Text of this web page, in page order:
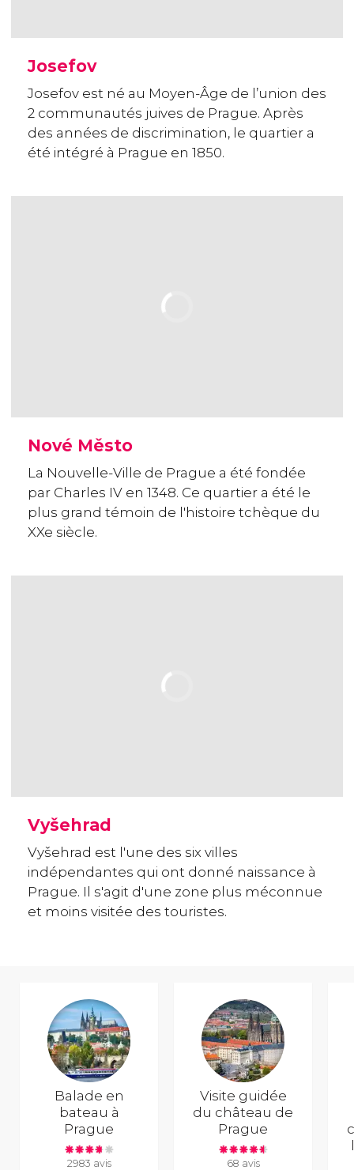
Josefov
Josefov est né au Moyen-Âge de l’union des
2 communautés juives de Prague. Après
des années de discrimination, le quartier a
été intégré à Prague en 1850.
Nové Město
La Nouvelle-Ville de Prague a été fondée
par Charles IV en 1348. Ce quartier a été le
plus grand témoin de l'histoire tchèque du
XXe siècle.
Vyšehrad
Vyšehrad est l'une des six villes
indépendantes qui ont donné naissance à
Prague. Il s'agit d'une zone plus méconnue
et moins visitée des touristes.
Balade en
bateau à
Prague
2983 avis
Visite guidée
du château de
Prague
68 avis